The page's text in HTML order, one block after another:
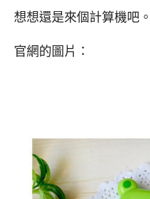
想想還是來個計算機吧。
官網的圖片：